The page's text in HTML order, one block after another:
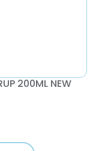
200ML NEW